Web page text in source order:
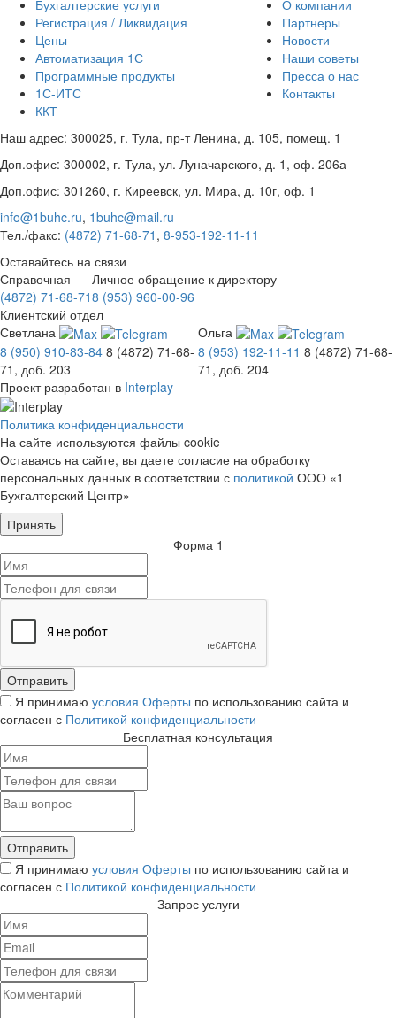
Бухгалтерские услуги
Регистрация / Ликвидация
Цены
Автоматизация 1С
Программные продукты
1С-ИТС
ККТ
О компании
Партнеры
Новости
Наши советы
Пресса о нас
Контакты
Наш адрес: 300025, г. Тула, пр-т Ленина, д. 105, помещ. 1
Доп.офис: 300002, г. Тула, ул. Луначарского, д. 1, оф. 206а
Доп.офис: 301260, г. Киреевск, ул. Мира, д. 10г, оф. 1
info@1buhc.ru, 1buhc@mail.ru
Тел./факс: (4872) 71-68-71 , 8-953-192-11-11
Оставайтесь на связи
Справочная
Личное обращение к директору
(4872) 71-68-718 (953) 960-00-96
Клиентский отдел
Светлана
Ольга
8 (950) 910-83-84 8 (4872) 71-68-
71, доб. 203
8 (953) 192-11-11 8 (4872) 71-68-
71, доб. 204
Проект разработан в Interplay
Политика конфиденциальности
На сайте используются файлы cookie
Оставаясь на сайте, вы даете согласие на обработку
персональных данных в соответствии с политикой ООО «1
Бухгалтерский Центр»
Принять
Форма 1
Я принимаю условия Оферты по использованию сайта и
согласен с Политикой конфиденциальности
Бесплатная консультация
Я принимаю условия Оферты по использованию сайта и
согласен с Политикой конфиденциальности
Запрос услуги